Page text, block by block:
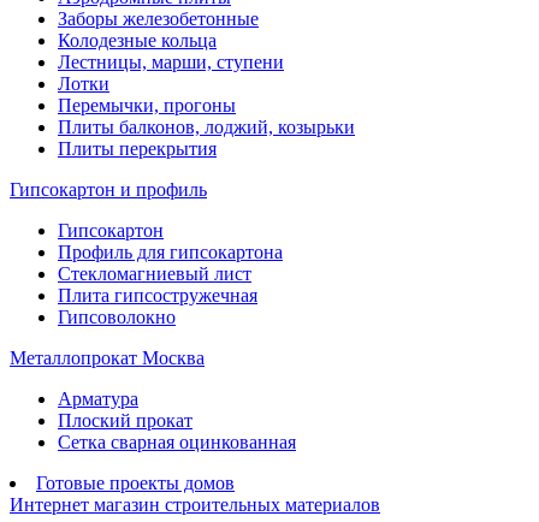
Заборы железобетонные
Колодезные кольца
Лестницы, марши, ступени
Лотки
Перемычки, прогоны
Плиты балконов, лоджий, козырьки
Плиты перекрытия
Гипсокартон и профиль
Гипсокартон
Профиль для гипсокартона
Стекломагниевый лист
Плита гипсостружечная
Гипсоволокно
Металлопрокат Москва
Арматура
Плоский прокат
Сетка сварная оцинкованная
Готовые проекты домов
Интернет магазин строительных материалов